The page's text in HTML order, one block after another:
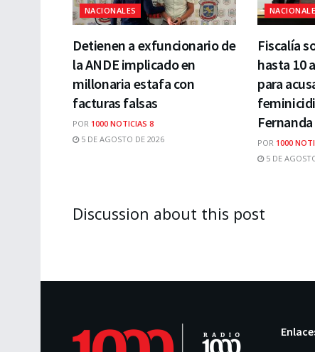
NACIONALES
Detienen a exfuncionario de
la ANDE implicado en
millonaria estafa con
facturas falsas
POR 1000 NOTICIAS 8
5 DE AGOSTO DE 2026
Fiscalía
hasta 10
para
Fernanda
POR 1000
5 DE
Discussion about this post